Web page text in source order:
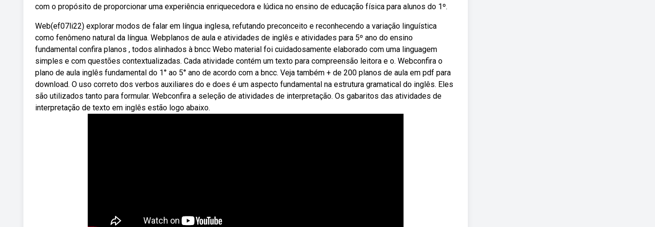
com o propósito de proporcionar uma experiência enriquecedora e lúdica no ensino de educação física para alunos do 1º.
Web(ef07li22) explorar modos de falar em língua inglesa, refutando preconceito e reconhecendo a variação linguística
como fenômeno natural da língua. Webplanos de aula e atividades de inglês e atividades para 5º ano do ensino
fundamental confira planos , todos alinhados à bncc Webo material foi cuidadosamente elaborado com uma linguagem
simples e com questões contextualizadas. Cada atividade contém um texto para compreensão leitora e o. Webconfira o
plano de aula inglês fundamental do 1° ao 5° ano de acordo com a bncc. Veja também + de 200 planos de aula em pdf para
download. O uso correto dos verbos auxiliares do e does é um aspecto fundamental na estrutura gramatical do inglês. Eles
são utilizados tanto para formular. Webconfira a seleção de atividades de interpretação. Os gabaritos das atividades de
interpretação de texto em inglês estão logo abaixo.